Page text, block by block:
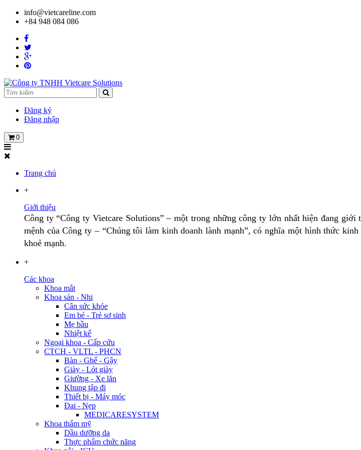
info@vietcareline.com
+84 948 084 086
Đăng ký
Đăng nhập
0
Trang chủ
+
Giới thiệu
Công ty “Công ty Vietcare Solutions” – một trong những công ty lớn nhất hiện đang
mệnh của Công ty – “Chúng tôi làm kinh doanh lành mạnh”, có nghĩa một hình thức
khoẻ mạnh.
+
Các khoa
Khoa mắt
Khoa sản - Nhi
Cân sức khỏe
Em bé - Trẻ sơ sinh
Mẹ bầu
Nhiệt kế
Ngoại khoa - Cấp cứu
CTCH - VLTL - PHCN
Bàn - Ghế - Gậy
Giày - Lót giày
Giường - Xe lăn
Khung tập đi
Thiết bị - Máy móc
Đai - Nẹp
MEDICARESYSTEM
Khoa thẩm mỹ
Dầu dưỡng da
Thực phẩm chức năng